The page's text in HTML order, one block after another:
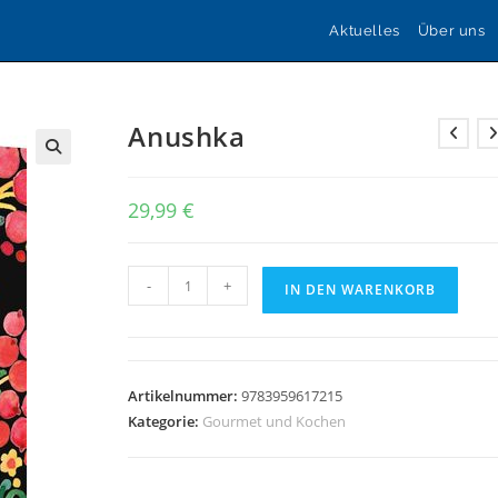
Aktuelles Über uns
Anushka
29,99€
Anushka
Menge
- + IN DEN WARENKORB
Artikelnummer:9783959617215
Kategorie: Gourmet und Kochen